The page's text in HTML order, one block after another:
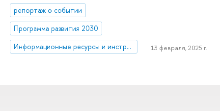
репортаж о событии
Программа развития 2030
Информационные ресурсы и инструменты для управления климатическими рисками
13 февраля, 2025 г.